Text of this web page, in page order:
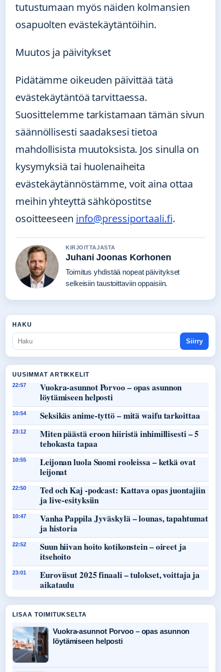
tutustumaan myös näiden kolmansien
osapuolten evästekäytäntöihin.
Muutos ja päivitykset
Pidätämme oikeuden päivittää tätä
evästekäytäntöä tarvittaessa.
Suosittelemme tarkistamaan tämän sivun
säännöllisesti saadaksesi tietoa
mahdollisista muutoksista. Jos sinulla on
kysymyksiä tai huolenaiheita
evästekäytännöstämme, voit aina ottaa
meihin yhteyttä sähköpostitse
osoitteeseen info@pressiportaali.fi.
KIRJOITTAJASTA
Juhani Joonas Korhonen
Toimitus yhdistää nopeat päivitykset
selkeisiin taustoittaviin oppaisiin.
HAKU
Siirry
UUSIMMAT ARTIKKELIT
22:57
Vuokra-asunnot Porvoo – opas asunnon
löytämiseen helposti
10:54 Seksikäs anime-tyttö – mitä waifu tarkoittaa
23:12
Miten päästä eroon hiiristä inhimillisesti – 5
tehokasta tapaa
10:55
Leijonan luola Suomi rooleissa – ketkä ovat
leijonat
22:50
Ted och Kaj -podcast: Kattava opas juontajiin
ja live-esityksiin
10:47
Vanha Pappila Jyväskylä – lounas, tapahtumat
ja historia
22:52
Suun hiivan hoito kotikonstein – oireet ja
itsehoito
23:01
Euroviisut 2025 finaali – tulokset, voittaja ja
aikataulu
LISAA TOIMITUKSELTA
Vuokra-asunnot Porvoo – opas asunnon
löytämiseen helposti